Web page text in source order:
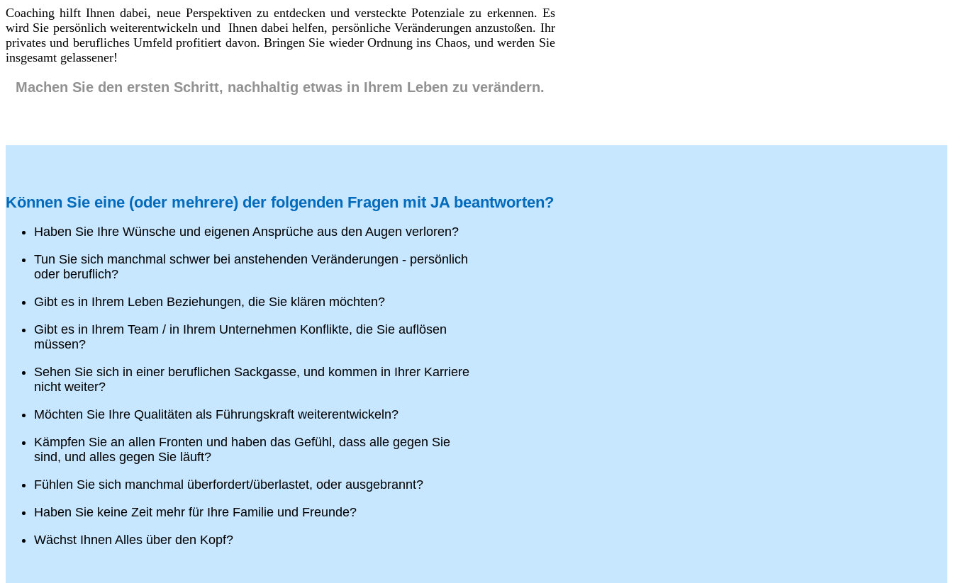
Coaching hilft Ihnen dabei, neue Perspektiven zu entdecken und versteckte Potenziale zu erkennen. Es
wird Sie persönlich weiterentwickeln und Ihnen dabei helfen, persönliche Veränderungen anzustoßen. Ihr
privates und berufliches Umfeld profitiert davon. Bringen Sie wieder Ordnung ins Chaos, und werden Sie
insgesamt gelassener!
Machen Sie den ersten Schritt, nachhaltig etwas in Ihrem Leben zu verändern.
Können Sie eine (oder mehrere) der folgenden Fragen mit JA beantworten?
Haben Sie Ihre Wünsche und eigenen Ansprüche aus den Augen verloren?
Tun Sie sich manchmal schwer bei anstehenden Veränderungen - persönlich
oder beruflich?
Gibt es in Ihrem Leben Beziehungen, die Sie klären möchten?
Gibt es in Ihrem Team / in Ihrem Unternehmen Konflikte, die Sie auflösen
müssen?
Sehen Sie sich in einer beruflichen Sackgasse, und kommen in Ihrer Karriere
nicht weiter?
Möchten Sie Ihre Qualitäten als Führungskraft weiterentwickeln?
Kämpfen Sie an allen Fronten und haben das Gefühl, dass alle gegen Sie
sind, und alles gegen Sie läuft?
Fühlen Sie sich manchmal überfordert/überlastet, oder ausgebrannt?
Haben Sie keine Zeit mehr für Ihre Familie und Freunde?
Wächst Ihnen Alles über den Kopf?